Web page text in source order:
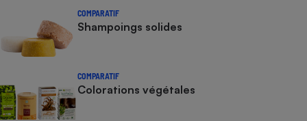
COMPARATIF
Shampoings solides
COMPARATIF
Colorations végétales